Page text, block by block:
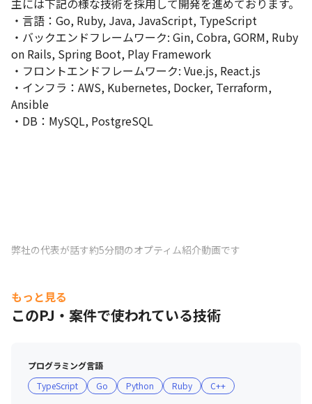
主には下記の様な技術を採用して開発を進めております。
・言語：Go, Ruby, Java, JavaScript, TypeScript
・バックエンドフレームワーク: Gin, Cobra, GORM, Ruby
on Rails, Spring Boot, Play Framework
・フロントエンドフレームワーク: Vue.js, React.js
・インフラ：AWS, Kubernetes, Docker, Terraform,
Ansible
・DB：MySQL, PostgreSQL
弊社の代表が話す約5分間のオプティム紹介動画です
もっと見る
このPJ・案件で使われている技術
プログラミング言語
TypeScript
Go Python Ruby C++